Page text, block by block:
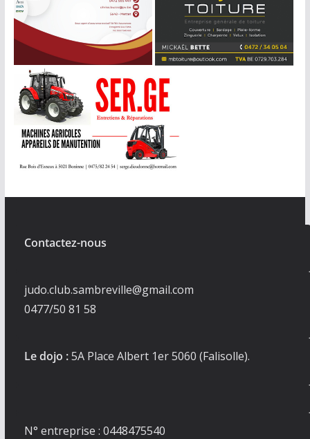
Contactez-nous
judo.club.sambreville@gmail.com
0477/50 81 58
Le dojo :5A Place Albert 1er 5060 (Falisolle).
N° entreprise : 0448475540